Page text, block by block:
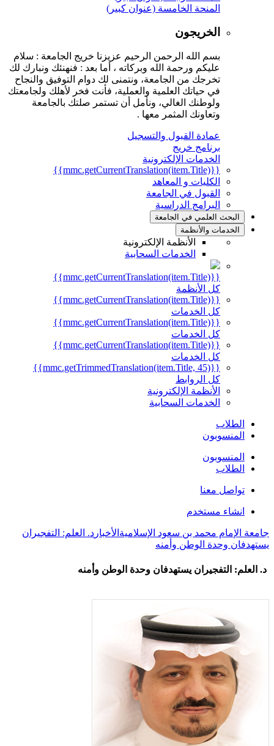
المنحة الخامسة (عنوان كبير)
الخريجون
بسم الله الرحمن الرحيم عزيزنا خريج الجامعة : سلام
عليكم ورحمة الله وبركاته ، أما بعد : فنهنئك ونبارك لك
تخرجك من الجامعة، ونتمنى لك دوام التوفيق والنجاح
في حياتك العلمية والعملية، فأنت فخر لأهلك ولجامعتك
ولوطنك الغالي، ونأمل أن تستمر صلتك بالجامعة
وتعاونك المثمر معها .
عمادة القبول والتسجيل
برنامج خريج
الخدمات الإلكترونية
{{mmc.getCurrentTranslation(item.Title)}}
الكليات و المعاهد
القبول في الجامعة
البرامج الدراسية
البحث العلمي في الجامعة
الخدمات والأنظمة
الأنظمة الإلكترونية
الخدمات السحابية
{{mmc.getCurrentTranslation(item.Title)}}
كل الأنظمة
{{mmc.getCurrentTranslation(item.Title)}}
كل الخدمات
{{mmc.getCurrentTranslation(item.Title)}}
كل الخدمات
{{mmc.getCurrentTranslation(item.Title)}}
كل الخدمات
{{mmc.getTrimmedTranslation(item.Title, 45)}}
كل الروابط
الأنظمة الإلكترونية
الخدمات السحابية
الطلاب
المنسوبون
المنسوبون
الطلاب
تواصل معنا
انشاء مستخدم
جامعة الإمام محمد بن سعود الإسلامية الأخبار د. العلم: التفجيران
يستهدفان وحدة الوطن وأمنه
د. العلم: التفجيران يستهدفان وحدة الوطن وأمنه